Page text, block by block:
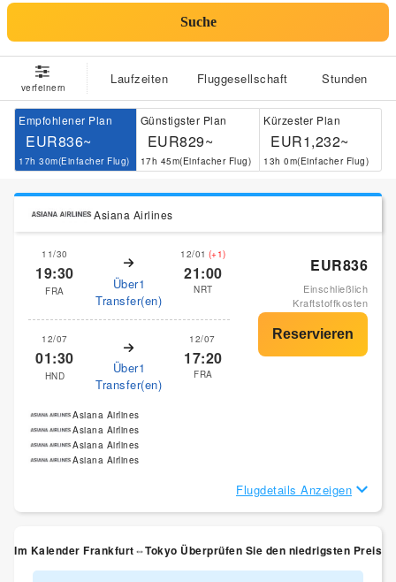
Suche
verfeinern
Laufzeiten Fluggesellschaft Stunden
Empfohlener Plan
EUR836~
17h 30m(Einfacher Flug)
Günstigster Plan
EUR829~
17h 45m(Einfacher Flug)
Kürzester Plan
EUR1,232~
13h 0m(Einfacher Flug)
Asiana Airlines
11/30
19:30
FRA
Über1
Transfer(en)
12/01 (+1)
21:00
NRT
12/07
01:30
HND
Über1
Transfer(en)
12/07
17:20
FRA
EUR836
Einschließlich
Kraftstoffkosten
Asiana Airlines
Asiana Airlines
Asiana Airlines
Asiana Airlines
Flugdetails Anzeigen
Im Kalender Frankfurt⇔Tokyo Überprüfen Sie den niedrigsten Preis